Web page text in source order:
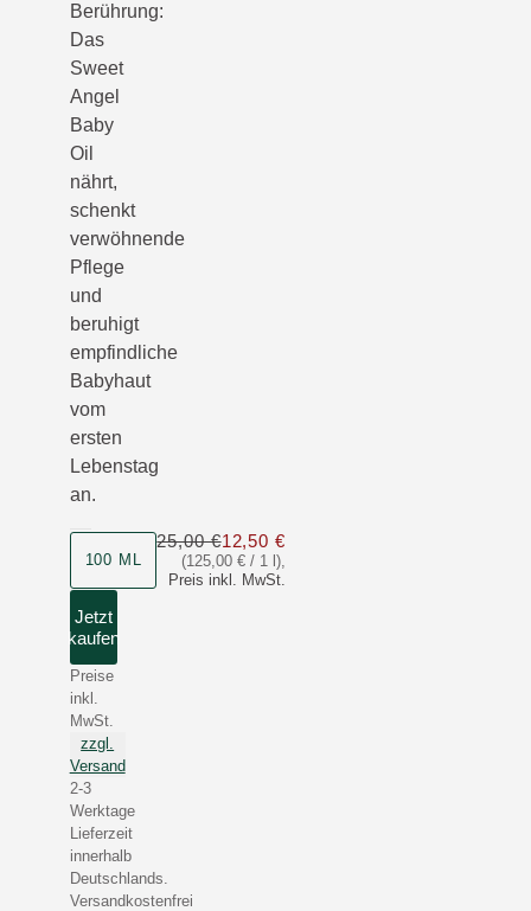
Berührung:
Das
Sweet
Angel
Baby
Oil
nährt,
schenkt
verwöhnende
Pflege
und
beruhigt
empfindliche
Babyhaut
vom
ersten
Lebenstag
an.
100 ML (125,00 € / 1 l),
Preis inkl. MwSt.
25,00 €12,50 €Nur 12,50 € statt 25,00 €
Jetzt
kaufen
Preise
inkl.
MwSt.
zzgl.
Versand
2-3
Werktage
Lieferzeit
innerhalb
Deutschlands.
Versandkostenfrei